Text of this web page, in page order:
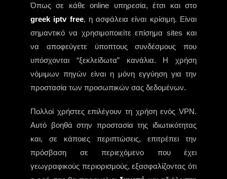
Όπως σε κάθε online υπηρεσία, έτσι και στο
greek iptv free, η ασφάλεια είναι κρίσιμη. Είναι
σημαντικό να χρησιμοποιείτε επίσημα sites και
να αποφεύγετε ύποπτους συνδέσμους που
υπόσχονται “ξεκλείδωτα” κανάλια. Η χρήση
νόμιμων πηγών είναι η μόνη εγγύηση για την
προστασία των προσωπικών σας δεδομένων.
Πολλοί χρήστες επιλέγουν τη χρήση ενός VPN.
Αυτό βοηθά στην προστασία της ιδιωτικότητας
και, σε κάποιες περιπτώσεις, επιτρέπει την
πρόσβαση σε περιεχόμενο που έχει
γεωγραφικούς περιορισμούς, εξασφαλίζοντας ότι